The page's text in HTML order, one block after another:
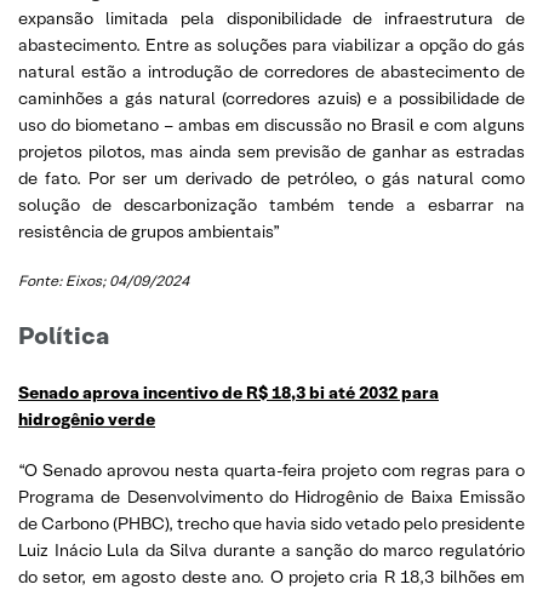
expansão limitada pela disponibilidade de infraestrutura de
abastecimento. Entre as soluções para viabilizar a opção do gás
natural estão a introdução de corredores de abastecimento de
caminhões a gás natural (corredores azuis) e a possibilidade de
uso do biometano – ambas em discussão no Brasil e com alguns
projetos pilotos, mas ainda sem previsão de ganhar as estradas
de fato. Por ser um derivado de petróleo, o gás natural como
solução de descarbonização também tende a esbarrar na
resistência de grupos ambientais”
Fonte: Eixos; 04/09/2024
Política
Senado aprova incentivo de R$ 18,3 bi até 2032 para
hidrogênio verde
“O Senado aprovou nesta quarta-feira projeto com regras para o
Programa de Desenvolvimento do Hidrogênio de Baixa Emissão
de Carbono (PHBC), trecho que havia sido vetado pelo presidente
Luiz Inácio Lula da Silva durante a sanção do marco regulatório
do setor, em agosto deste ano. O projeto cria R 18,3 bilhões em